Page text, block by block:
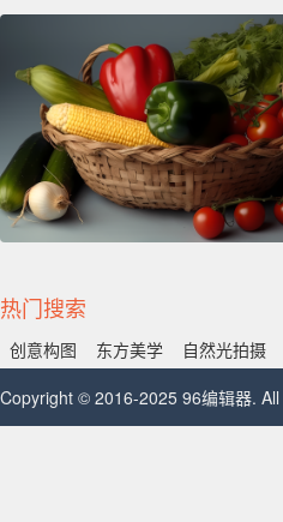
热门搜索
创意构图 东方美学 自然光拍摄
Copyright © 2016-2025 96编辑器.